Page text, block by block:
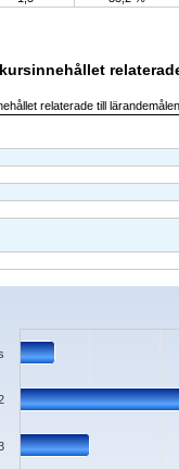
relaterade till lärandemålen.
categories.
values. Data ranges from 0